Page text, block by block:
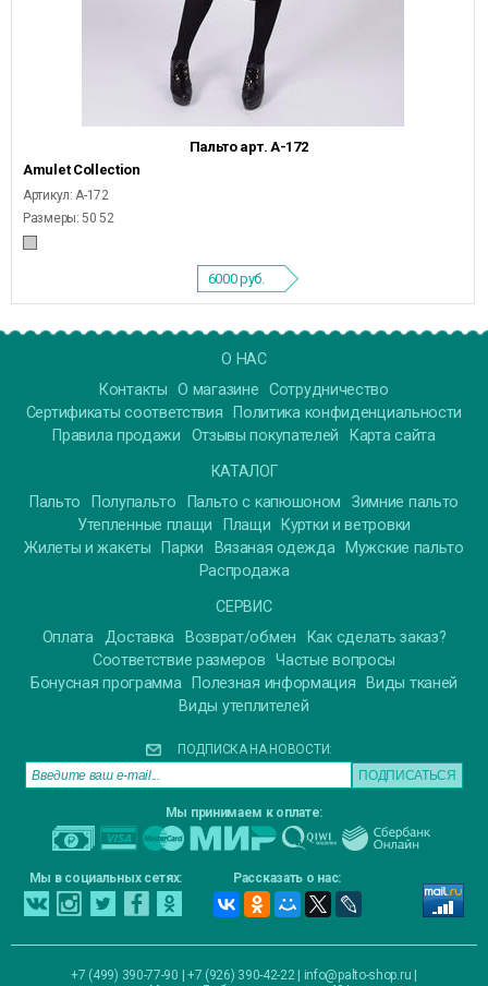
Пальто арт. А-172
Amulet Collection
Артикул: А-172
Размеры: 50 52
6000руб.
О НАС
Контакты
О магазине Сотрудничество
Сертификаты соответствия
Политика конфиденциальности
Правила продажи
Отзывы покупателей
Карта сайта
КАТАЛОГ
Пальто
Полупальто Пальто с капюшоном
Зимние пальто
Утепленные плащи
Плащи
Куртки и ветровки
Жилеты и жакеты
Парки Вязаная одежда
Мужские пальто
Распродажа
СЕРВИС
Оплата Доставка Возврат/обмен
Как сделать заказ?
Соответствие размеров
Частые вопросы
Бонусная программа
Полезная информация
Виды тканей
Виды утеплителей
ПОДПИСКА НА НОВОСТИ:
Мы принимаем к оплате:
Мы в социальных сетях: Рассказать о нас:
+7 (499) 390-77-90 | +7 (926) 390-42-22 | info@palto-shop.ru